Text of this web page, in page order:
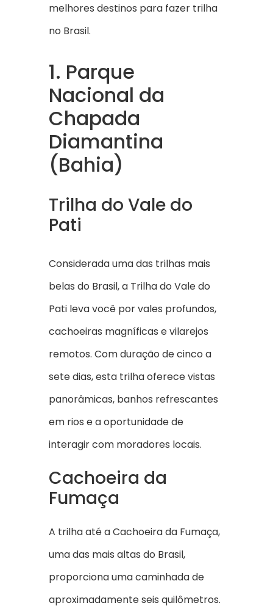
melhores destinos para fazer trilha
no Brasil.
1. Parque
Nacional da
Chapada
Diamantina
(Bahia)
Trilha do Vale do
Pati
Considerada uma das trilhas mais
belas do Brasil, a Trilha do Vale do
Pati leva você por vales profundos,
cachoeiras magníficas e vilarejos
remotos. Com duração de cinco a
sete dias, esta trilha oferece vistas
panorâmicas, banhos refrescantes
em rios e a oportunidade de
interagir com moradores locais.
Cachoeira da
Fumaça
A trilha até a Cachoeira da Fumaça,
uma das mais altas do Brasil,
proporciona uma caminhada de
aproximadamente seis quilômetros.